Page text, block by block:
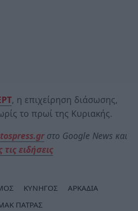
, η επιχείρηση διάσωσης,
το πρωί της Κυριακής.
στο Google News και
τις ειδήσεις
ΚΥΝΗΓΟΣ
ΑΡΚΑΔΙΑ
ΠΑΤΡΑΣ